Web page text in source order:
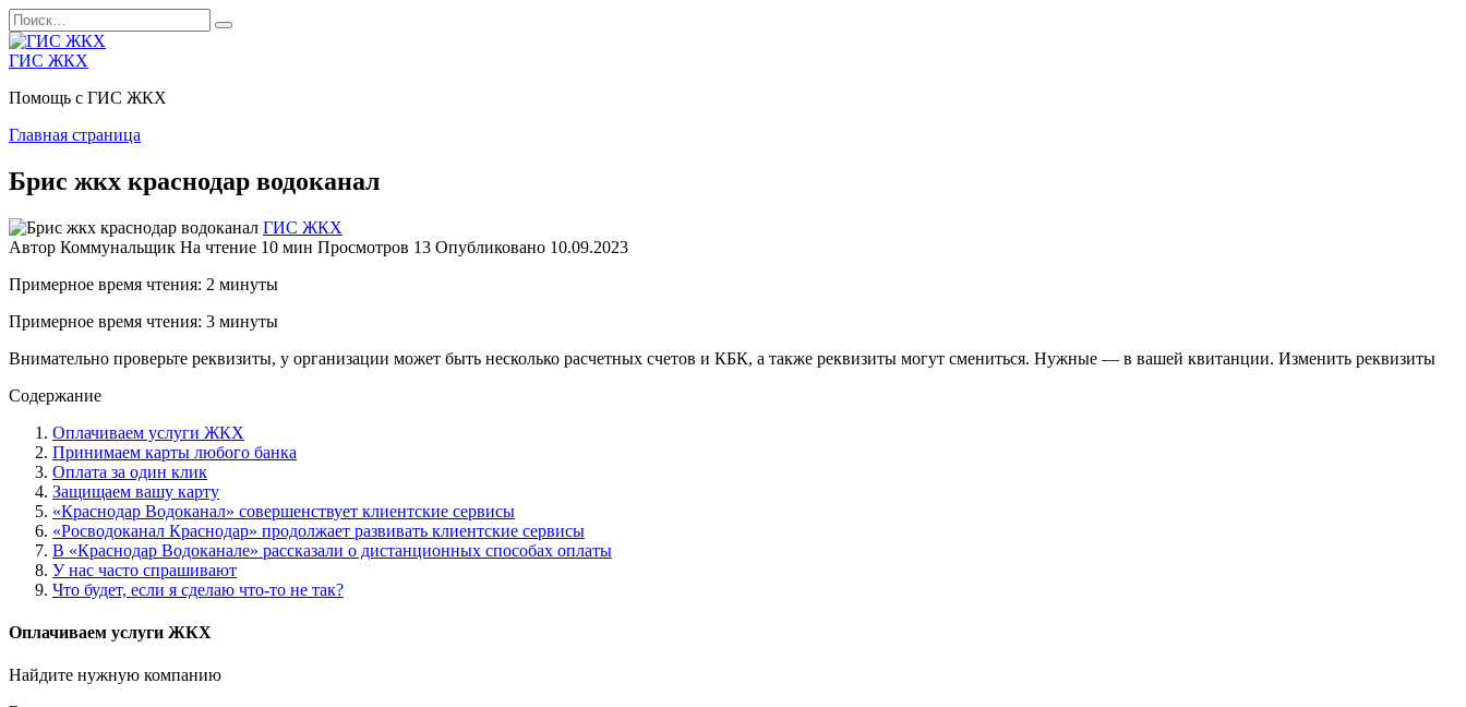
Перейти
к
содержанию
Search
for:
ГИС ЖКХ
Помощь с ГИС ЖКХ
Главная страница
Брис жкх краснодар водоканал
ГИС ЖКХ
Автор Коммунальщик На чтение 10 мин Просмотров 13 Опубликовано 10.09.2023
Примерное время чтения: 2 минуты
Примерное время чтения: 3 минуты
Внимательно проверьте реквизиты, у организации может быть несколько расчетных счетов и КБК, а также реквизиты могут смениться. Нужные — в вашей квитанции. Изменить реквизиты
Содержание
Оплачиваем услуги ЖКХ
Принимаем карты любого банка
Оплата за один клик
Защищаем вашу карту
«Краснодар Водоканал» совершенствует клиентские сервисы
«Росводоканал Краснодар» продолжает развивать клиентские сервисы
В «Краснодар Водоканале» рассказали о дистанционных способах оплаты
У нас часто спрашивают
Что будет, если я сделаю что-то не так?
Оплачиваем услуги ЖКХ
Найдите нужную компанию